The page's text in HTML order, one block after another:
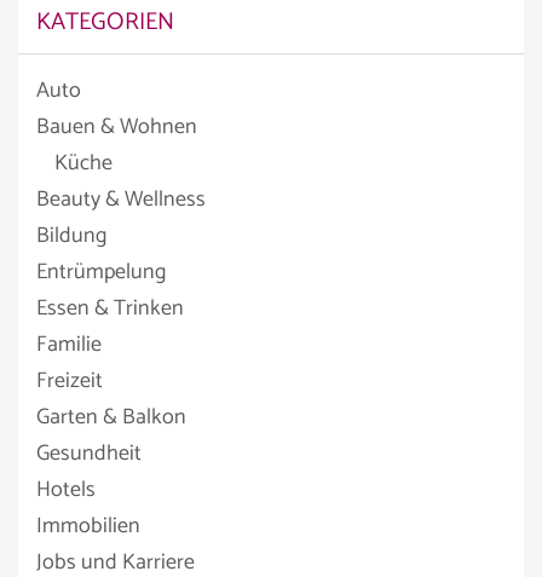
KATEGORIEN
Auto
Bauen & Wohnen
Küche
Beauty & Wellness
Bildung
Entrümpelung
Essen & Trinken
Familie
Freizeit
Garten & Balkon
Gesundheit
Hotels
Immobilien
Jobs und Karriere